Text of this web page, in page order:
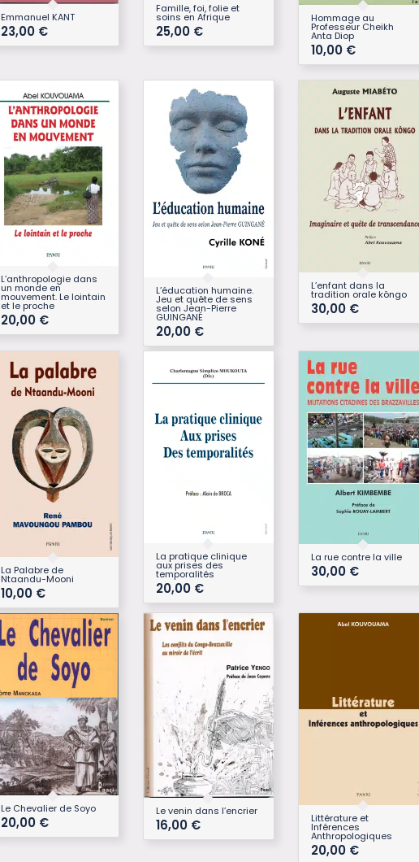
Emmanuel KANT
23,00 €
Famille, foi, folie et
soins en Afrique
25,00 €
Hommage au
Professeur Cheikh
Anta Diop
10,00 €
L’anthropologie dans
un monde en
mouvement. Le lointain
et le proche
20,00 €
L’éducation humaine.
Jeu et quête de sens
selon Jean-Pierre
GUINGANÉ
20,00 €
L’enfant dans la
tradition orale kôngo
30,00 €
La Palabre de
Ntaandu-Mooni
10,00 €
La pratique clinique
aux prises des
temporalités
20,00 €
La rue contre la ville
30,00 €
Le Chevalier de Soyo
20,00 €
Le venin dans l’encrier
16,00 € Littérature et
Inférences
Anthropologiques
20,00 €